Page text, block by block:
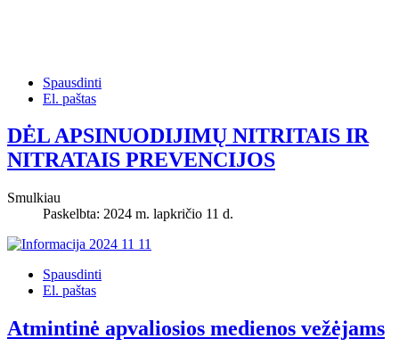
Spausdinti
El. paštas
DĖL APSINUODIJIMŲ NITRITAIS IR
NITRATAIS PREVENCIJOS
Smulkiau
Paskelbta: 2024 m. lapkričio 11 d.
Spausdinti
El. paštas
Atmintinė apvaliosios medienos vežėjams